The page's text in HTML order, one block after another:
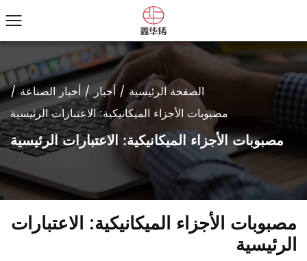
الصفحة الرئيسية /أخبار/أخبار الصناعة/
مصبوبات الأجزاء الميكانيكية: الاعتبارات الرئيسية
مصبوبات الأجزاء الميكانيكية: الاعتبارات الرئيسية
مصبوبات الأجزاء الميكانيكية: الاعتبارات
الرئيسية